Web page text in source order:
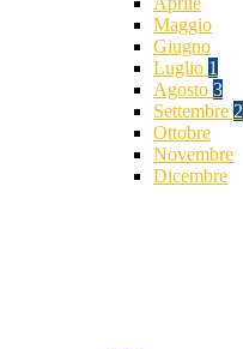
Maggio
Giugno
Luglio 1
Agosto 3
Settembre 2
Ottobre
Novembre
Dicembre